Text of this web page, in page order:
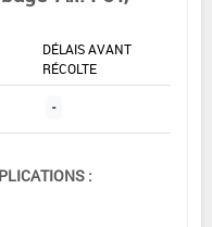
DÉLAIS AVANT
RÉCOLTE
-
: